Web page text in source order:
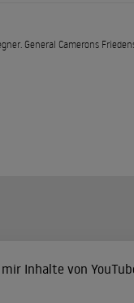
General Camerons
Inhalte von